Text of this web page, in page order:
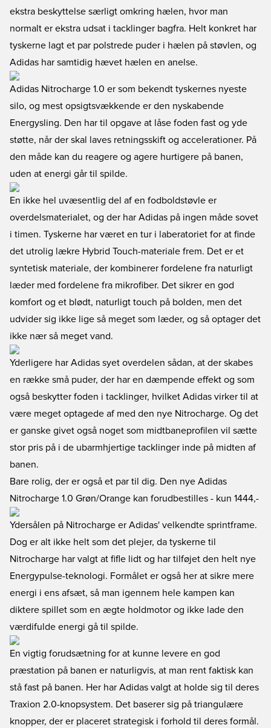
ekstra beskyttelse særligt omkring hælen, hvor man
normalt er ekstra udsat i tacklinger bagfra. Helt konkret har
tyskerne lagt et par polstrede puder i hælen på støvlen, og
Adidas har samtidig hævet hælen en anelse.
Adidas Nitrocharge 1.0 er som bekendt tyskernes nyeste
silo, og mest opsigtsvækkende er den nyskabende
Energysling. Den har til opgave at låse foden fast og yde
støtte, når der skal laves retningsskift og accelerationer. På
den måde kan du reagere og agere hurtigere på banen,
uden at energi går til spilde.
En ikke hel uvæsentlig del af en fodboldstøvle er
overdelsmaterialet, og der har Adidas på ingen måde sovet
i timen. Tyskerne har været en tur i laberatoriet for at finde
det utrolig lækre Hybrid Touch-materiale frem. Det er et
syntetisk materiale, der kombinerer fordelene fra naturligt
læder med fordelene fra mikrofiber. Det sikrer en god
komfort og et blødt, naturligt touch på bolden, men det
udvider sig ikke lige så meget som læder, og så optager det
ikke nær så meget vand.
Yderligere har Adidas syet overdelen sådan, at der skabes
en række små puder, der har en dæmpende effekt og som
også beskytter foden i tacklinger, hvilket Adidas virker til at
være meget optagede af med den nye Nitrocharge. Og det
er ganske givet også noget som midtbaneprofilen vil sætte
stor pris på i de ubarmhjertige tacklinger inde på midten af
banen.
Bare rolig, der er også et par til dig. Den nye Adidas
Nitrocharge 1.0 Grøn/Orange kan forudbestilles - kun 1444,-
Ydersålen på Nitrocharge er Adidas' velkendte sprintframe.
Dog er alt ikke helt som det plejer, da tyskerne til
Nitrocharge har valgt at fifle lidt og har tilføjet den helt nye
Energypulse-teknologi. Formålet er også her at sikre mere
energi i ens afsæt, så man igennem hele kampen kan
diktere spillet som en ægte holdmotor og ikke lade den
værdifulde energi gå til spilde.
En vigtig forudsætning for at kunne levere en god
præstation på banen er naturligvis, at man rent faktisk kan
stå fast på banen. Her har Adidas valgt at holde sig til deres
Traxion 2.0-knopsystem. Det baserer sig på triangulære
knopper, der er placeret strategisk i forhold til deres formål.